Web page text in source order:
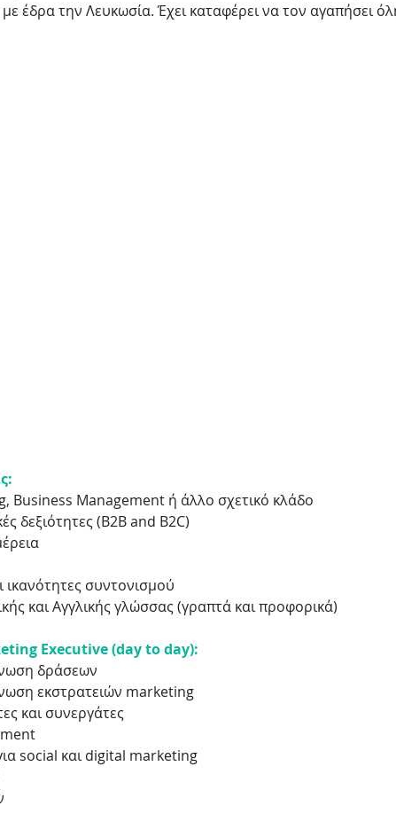
με έδρα την Λευκωσία. Έχει καταφέρει να τον αγαπήσει
Business Management ή άλλο σχετικό κλάδο
δεξιότητες (B2B and B2C)
συντονισμού
και Αγγλικής γλώσσας (γραπτά και προφορικά)
Executive (day to day):
δράσεων
εκστρατειών marketing
και συνεργάτες
social και digital marketing